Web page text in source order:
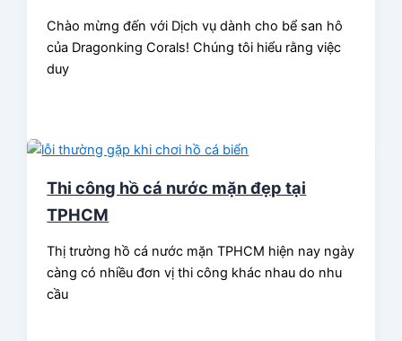
Chào mừng đến với Dịch vụ dành cho bể san hô
của Dragonking Corals! Chúng tôi hiểu rằng việc
duy
Thi công hồ cá nước mặn đẹp tại
TPHCM
Thị trường hồ cá nước mặn TPHCM hiện nay ngày
càng có nhiều đơn vị thi công khác nhau do nhu
cầu